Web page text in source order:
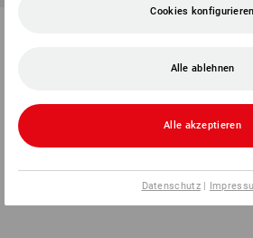
Cookies konfigurieren
Alle ablehnen
Alle akzeptieren
Datenschutz|